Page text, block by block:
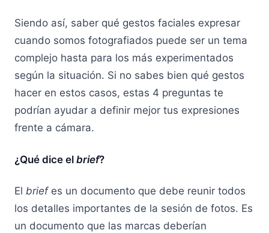
Siendo así, saber qué gestos faciales expresar
cuando somos fotografiados puede ser un tema
complejo hasta para los más experimentados
según la situación. Si no sabes bien qué gestos
hacer en estos casos, estas 4 preguntas te
podrían ayudar a definir mejor tus expresiones
frente a cámara.
¿Qué dice el brief?
El briefes un documento que debe reunir todos
los detalles importantes de la sesión de fotos. Es
un documento que las marcas deberían